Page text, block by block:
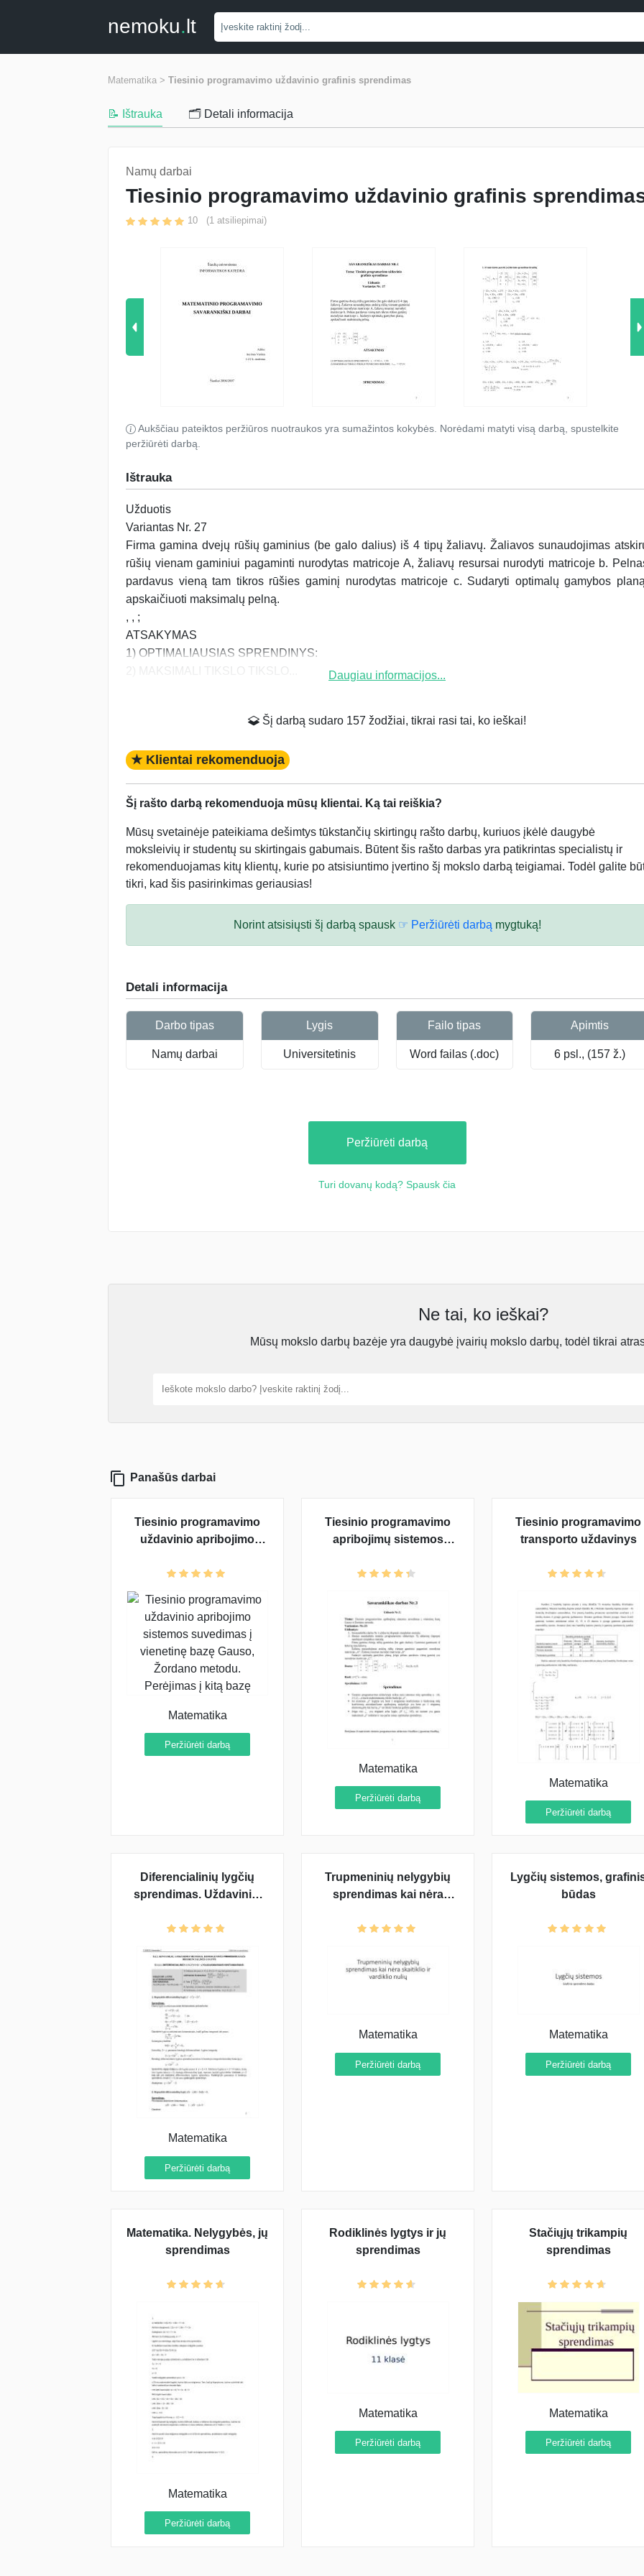
nemoku.lt
Matematika > Tiesinio programavimo uždavinio grafinis sprendimas
📝 Ištrauka 🗂️ Detali informacija
Namų darbai
Tiesinio programavimo uždavinio grafinis
10 (1 atsiliepimai)
Aukščiau pateiktos peržiūros nuotraukos yra sumažintos kokybės. Norėdami matyti visą darbą, spustelkite
peržiūrėti darbą.
Ištrauka
Užduotis
Variantas Nr. 27
Firma gamina dvejų rūšių gaminius (be galo dalius) iš 4 tipų žaliavų. Žaliavos sunaudojimas
rūšių vienam gaminiui pagaminti nurodytas matricoje A, žaliavų resursai nurodyti matricoje b.
pardavus vieną tam tikros rūšies gaminį nurodytas matricoje c. Sudaryti optimalų gamybos
apskaičiuoti maksimalų pelną.
, , ;
ATSAKYMAS
1) OPTIMALIAUSIAS SPRENDINYS:
Daugiau informacijos...
Šį darbą sudaro 157 žodžiai, tikrai rasi tai, ko ieškai!
★ Klientai rekomenduoja
Šį rašto darbą rekomenduoja mūsų klientai. Ką tai reiškia?
Mūsų svetainėje pateikiama dešimtys tūkstančių skirtingų rašto darbų, kuriuos įkėlė daugybė
moksleivių ir studentų su skirtingais gabumais. Būtent šis rašto darbas yra patikrintas specialistų ir
rekomenduojamas kitų klientų, kurie po atsisiuntimo įvertino šį mokslo darbą teigiamai. Todėl galite
tikri, kad šis pasirinkimas geriausias!
Norint atsisiųsti šį darbą spausk ☞ Peržiūrėti darbąmygtuką!
Detali informacija
Darbo tipas
Namų darbai
Lygis
Universitetinis
Failo tipas
Word failas (.doc)
Apimtis
6 psl., (157 ž.)
Peržiūrėti darbą
Turi dovanų kodą? Spausk čia
Ne tai, ko ieškai?
Mūsų mokslo darbų bazėje yra daugybė įvairių mokslo darbų, todėl tikrai
Panašūs darbai
Tiesinio programavimo
uždavinio apribojimo
vienetinę bazę Gauso,
Perėjimas į kitą bazę
Matematika
Peržiūrėti darbą
Tiesinio programavimo
apribojimų sistemos
bazę Gauso ir Žordano
Matematika
Peržiūrėti darbą
Tiesinio programavimo
transporto uždavinys
Matematika
Peržiūrėti darbą
Diferencialinių lygčių
sprendimas. Uždaviniai
Matematika
Peržiūrėti darbą
Trupmeninių nelygybių
sprendimas kai nėra
Matematika
Peržiūrėti darbą
Lygčių sistemos,
būdas
Matematika
Peržiūrėti darbą
Matematika. Nelygybės, jų
sprendimas
Matematika
Peržiūrėti darbą
Rodiklinės lygtys ir jų
sprendimas
Matematika
Peržiūrėti darbą
Stačiųjų trikampių
sprendimas
Matematika
Peržiūrėti darbą